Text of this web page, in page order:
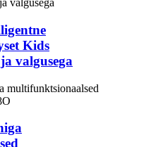
Kids
valgusega